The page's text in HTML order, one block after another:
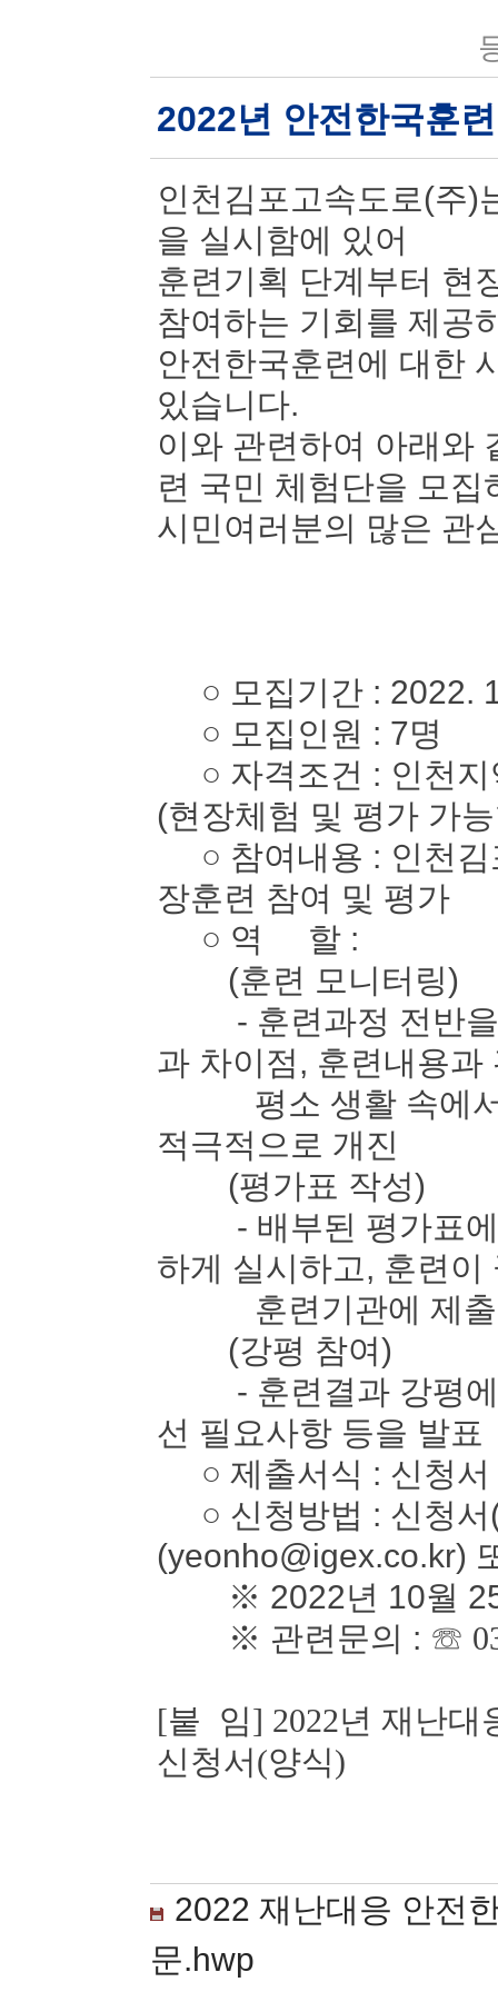
2022년 안전한국훈
인천김포고속도로(주)
을 실시함에 있어
훈련기획 단계부터 현
참여하는 기회를 제공
안전한국훈련에 대한
있습니다.
이와 관련하여 아래와
련 국민 체험단을 모집
시민여러분의 많은 관
○ 모집기간 : 2022.
○ 모집인원 : 7명
○ 자격조건 : 인천지
(현장체험 및 평가 가
○ 참여내용 : 인천김
장훈련 참여 및 평가
○ 역 할 :
(훈련 모니터링)
- 훈련과정 전반을
과 차이점, 훈련내용과
평소 생활 속에서
적극적으로 개진
(평가표 작성)
- 배부된 평가표에
하게 실시하고, 훈련이
훈련기관에 제출
(강평 참여)
- 훈련결과 강평에
선 필요사항 등을 발표
○ 제출서식 : 신청서
○ 신청방법 : 신청서
(yeonho@igex.co.kr)
※ 2022년 10월 25
※ 관련문의 : ☏
[붙 임] 2022년 재난대
신청서(양식)
2022 재난대응 안전
문.hwp